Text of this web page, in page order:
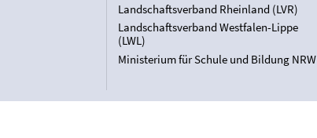
Landschaftsverband Rheinland (LVR)
Landschaftsverband Westfalen-Lippe
(LWL)
Ministerium für Schule und Bildung NRW